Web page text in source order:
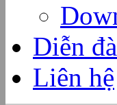
Diễn
Liên hệ